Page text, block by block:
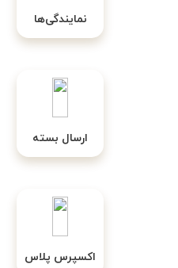
نمایندگی‌ها
ارسال بسته
اکسپرس پلاس